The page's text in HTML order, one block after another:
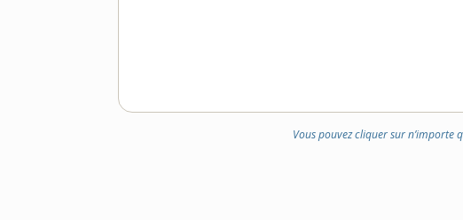
Vous pouvez cliquer sur